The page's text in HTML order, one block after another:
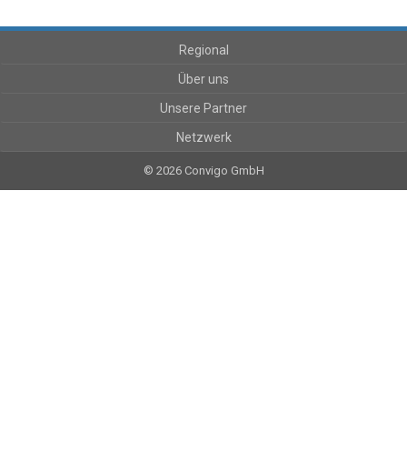
Regional
Über uns
Unsere Partner
Netzwerk
© 2026 Convigo GmbH